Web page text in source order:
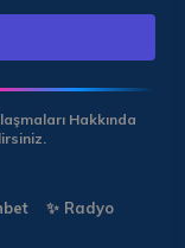
Hakkında
✨ Radyo